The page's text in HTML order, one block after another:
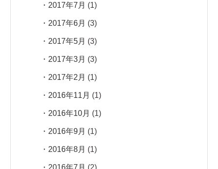
2017年7月 (1)
2017年6月 (3)
2017年5月 (3)
2017年3月 (3)
2017年2月 (1)
2016年11月 (1)
2016年10月 (1)
2016年9月 (1)
2016年8月 (1)
2016年7月 (2)